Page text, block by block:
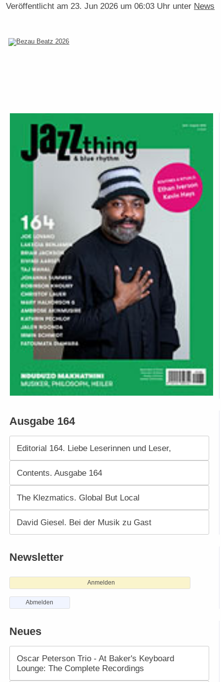
Veröffentlicht am 23. Jun 2026 um 06:03 Uhr unter News
Ausgabe 164
Editorial 164. Liebe Leserinnen und Leser,
Contents. Ausgabe 164
The Klezmatics. Global But Local
David Giesel. Bei der Musik zu Gast
Newsletter
Anmelden
Abmelden
Neues
Oscar Peterson Trio - At Baker's Keyboard
Lounge: The Complete Recordings